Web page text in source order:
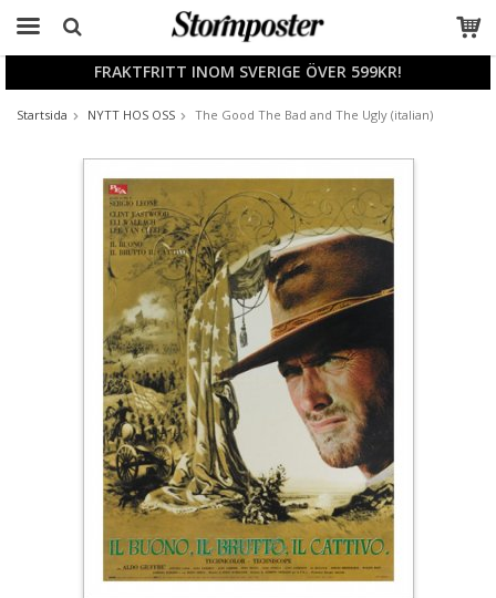
FRAKTFRITT INOM SVERIGE ÖVER 599KR!
Startsida NYTT HOS OSS The Good The Bad and The Ugly (italian)